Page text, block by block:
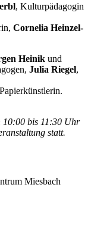
, Kulturpädagogin
Cornelia Heinzel-
Heinik und
Julia Riegel,
10:00 bis 11:30 Uhr
statt.
Miesbach